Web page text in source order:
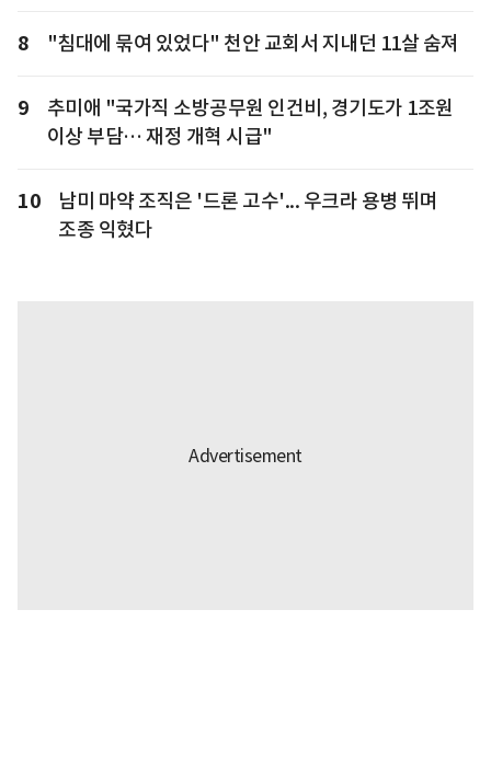
8 "침대에 묶여 있었다" 천안 교회서 지내던 11살 숨져
9
추미애 "국가직 소방공무원 인건비, 경기도가 1조원
이상 부담… 재정 개혁 시급"
10
남미 마약 조직은 '드론 고수'... 우크라 용병 뛰며
조종 익혔다